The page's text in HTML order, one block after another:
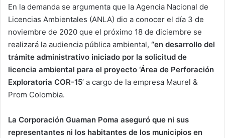
En la demanda se argumenta que la Agencia Nacional de
Licencias Ambientales (ANLA) dio a conocer el día 3 de
noviembre de 2020 que el próximo 18 de diciembre se
realizará la audiencia pública ambiental, “en desarrollo del
trámite administrativo iniciado por la solicitud de
licencia ambiental para el proyecto ‘Área de Perforación
Exploratoria COR-15’ a cargo de la empresa Maurel &
Prom Colombia.
La Corporación Guaman Poma aseguró que ni sus
representantes ni los habitantes de los municipios en